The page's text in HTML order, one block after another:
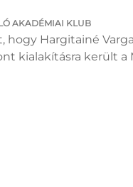
AKADÉMIAI KLUB
Hargitainé
kialakításra került